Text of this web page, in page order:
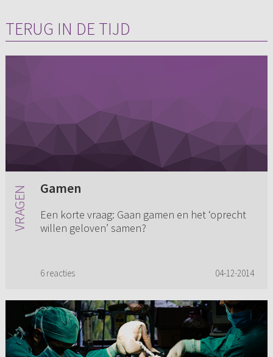
TERUG IN DE TIJD
Gamen
Een korte vraag: Gaan gamen en het ‘oprecht
willen geloven’ samen?
6 reacties 04-12-2014